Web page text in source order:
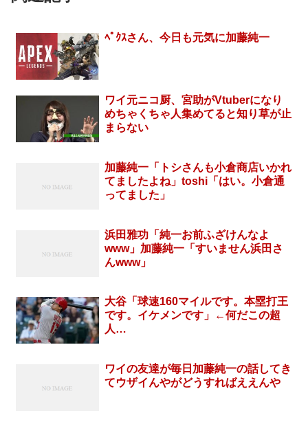
ﾍﾟｸｽさん、今日も元気に加藤純一
ワイ元ニコ厨、宮助がVtuberになり
めちゃくちゃ人集めてると知り草が止
まらない
加藤純一「トシさんも小倉商店いかれ
てましたよね」toshi「はい。小倉通
ってました」
浜田雅功「純一お前ふざけんなよ
www」加藤純一「すいません浜田さ
んwww」
大谷「球速160マイルです。本塁打王
です。イケメンです」←何だこの超
人…
ワイの友達が毎日加藤純一の話してき
てウザイんやがどうすればええんや